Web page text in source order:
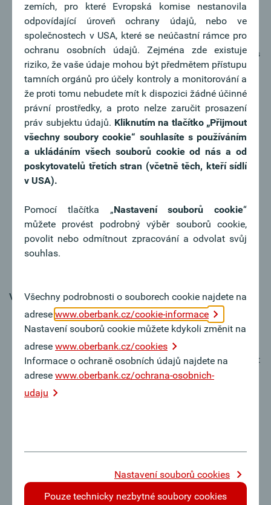
Sie sind verantwortlich für den Aufbau und die
Erstellung der tourlichen Reports in Zusammenhang
mit Nachhaltigkeitsrisiken
Sie arbeiten maßgeblich an der Weiterentwicklung des
Reportings mit (z.B. Risikobewertung Portfolio, Green
Bond Reporting, etc.) und stellen ein tourliches sowie
außertourliches Berichtswesen an die
Aufsichtsbehörde sicher
Für Ad-hoc Anfragen zu Nachhaltigkeitsrisiken bzw.
Daten für Nachhaltigkeitsbericht und -ratings sind Sie
die zentrale Ansprechperson
Bei der Erstellung des Offenlegungsberichtes sind Sie
in die Zulieferung von nachhaltigkeitsbezogenen
Die Erstellung von fachbezogenen
Präsentationsunterlagen für den Vorstand und
Aufsichtsrat sowie die Mitarbeit an
bereichsübergreifenden Projekten rundet ihr
Váš profil
Abgeschlossenes Studium (Uni/FH) mit
wirtschaftswissenschaftlichem Bezug
Idealerweise haben Sie bereits Berufserfahrung im
Bereich Risikocontrolling bzw. -management, vielleicht
sogar im Bankenumfeld
Sehr gute IT-Kenntnisse (v.a. Excel und Powerpoint
Ein eigeninitiativer, selbstständiger Arbeitsstil sowie
Engagement und Belastbarkeit zeichnen Sie aus
zemích, pro které Evropská komise nestanovila
odpovídající úroveň ochrany údajů, nebo ve
společnostech v USA, které se neúčastní rámce pro
ochranu osobních údajů. Zejména zde existuje
riziko, že vaše údaje mohou být předmětem přístupu
tamních orgánů pro účely kontroly a monitorování a
že proti tomu nebudete mít k dispozici žádné účinné
právní prostředky, a proto nelze zaručit prosazení
práv subjektu údajů. Kliknutím na tlačítko „Přijmout
všechny soubory cookie“ souhlasíte s používáním
a ukládáním všech souborů cookie od nás a od
poskytovatelů třetích stran (včetně těch, kteří sídlí
v USA).
Pomocí tlačítka „Nastavení souborů cookie“
můžete provést podrobný výběr souborů cookie,
povolit nebo odmítnout zpracování a odvolat svůj
souhlas.
Všechny podrobnosti o souborech cookie najdete na
adrese www.oberbank.cz/cookie-informace
Nastavení souborů cookie můžete kdykoli změnit na
adrese www.oberbank.cz/cookies
Informace o ochraně osobních údajů najdete na
adrese www.oberbank.cz/ochrana-osobnich-
udaju
Nastavení souborů cookies
Pouze technicky nezbytné soubory cookies